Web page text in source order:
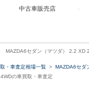
中古車販売店
MAZDA6セダン（マツダ） 2.2 XD
・車査定相場一覧
MAZDA6セダ
の車買取・車査定